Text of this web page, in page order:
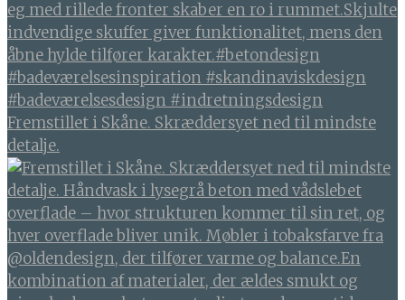
Fremstillet i Skåne. Skræddersyet ned til mindste
detalje.